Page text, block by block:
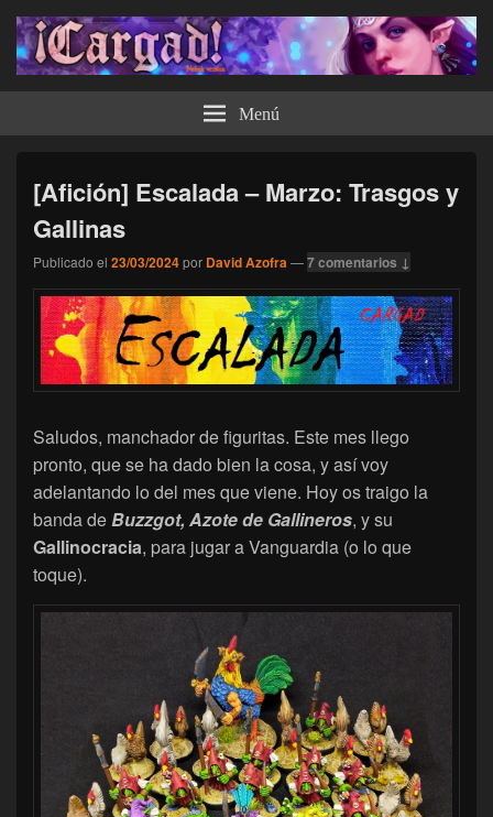
¡Cargad! Menú
[Afición] Escalada – Marzo: Trasgos y
Gallinas
Publicado el 23/03/2024por David Azofra—7 comentarios ↓
Saludos, manchador de figuritas. Este mes llego
pronto, que se ha dado bien la cosa, y así voy
adelantando lo del mes que viene. Hoy os traigo la
banda deBuzzgot, Azote de Gallineros, y su
Gallinocracia, para jugar a Vanguardia (o lo que
toque).